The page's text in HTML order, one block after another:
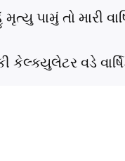
પામું તો મારી
કેલ્ક્યુલેટર વડે